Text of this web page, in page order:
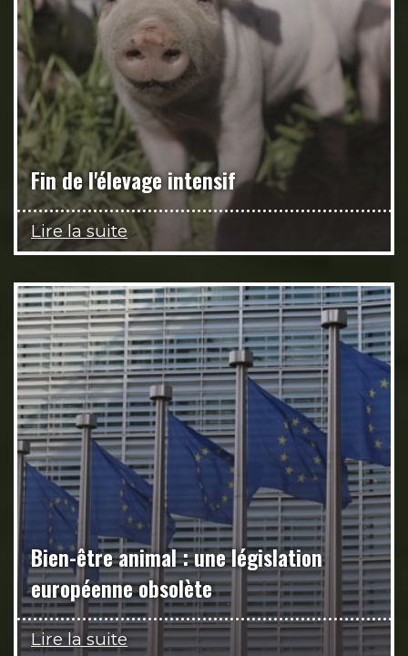
Fin de l'élevage intensif
Lire la suite
Bien-être animal : une législation
européenne obsolète
Lire la suite